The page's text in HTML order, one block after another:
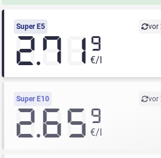
Super E5 vor
2.71 9
€/l
Super E10 vor
2.65 9
€/l